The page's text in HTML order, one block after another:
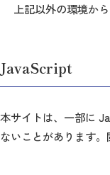
上記以外の環境か
JavaScript
本サイトは、一部に
ないことがあります